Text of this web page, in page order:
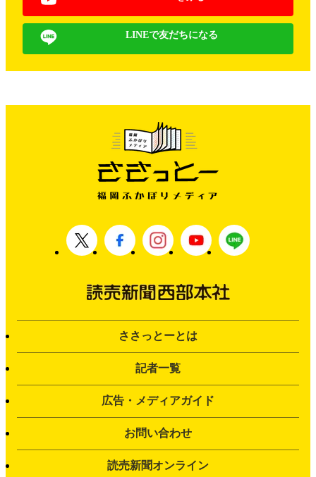
LINEで友だちになる
ささっとーとは
記者一覧
広告・メディアガイド
お問い合わせ
読売新聞オンライン